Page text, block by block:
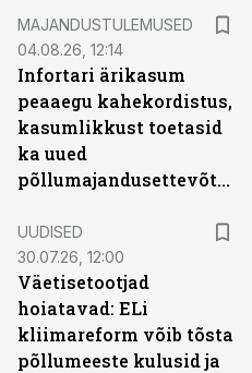
MAJANDUSTULEMUSED
04.08.26, 12:14
Infortari ärikasum
peaaegu kahekordistus,
kasumlikkust toetasid
ka uued
põllumajandusettevõtted
UUDISED
30.07.26, 12:00
Väetisetootjad
hoiatavad: ELi
kliimareform võib tõsta
põllumeeste kulusid ja